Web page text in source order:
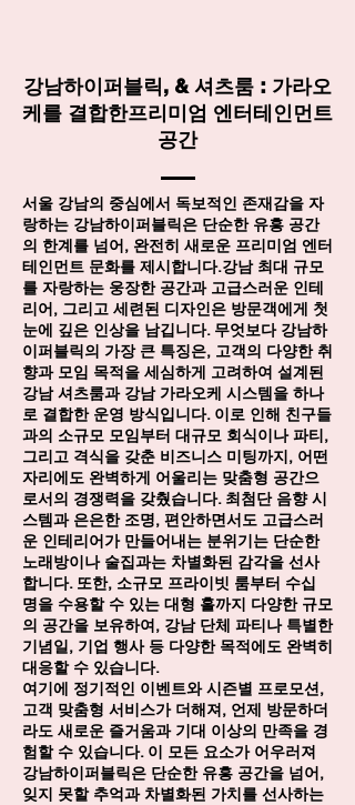
강남하이퍼블릭, & 셔츠룸 : 가라오
케를 결합한프리미엄 엔터테인먼트
공간
서울 강남의 중심에서 독보적인 존재감을 자
랑하는 강남하이퍼블릭은 단순한 유흥 공간
의 한계를 넘어, 완전히 새로운 프리미엄 엔터
테인먼트 문화를 제시합니다.강남 최대 규모
를 자랑하는 웅장한 공간과 고급스러운 인테
리어, 그리고 세련된 디자인은 방문객에게 첫
눈에 깊은 인상을 남깁니다. 무엇보다 강남하
이퍼블릭의 가장 큰 특징은, 고객의 다양한 취
향과 모임 목적을 세심하게 고려하여 설계된
강남 셔츠룸과 강남 가라오케 시스템을 하나
로 결합한 운영 방식입니다. 이로 인해 친구들
과의 소규모 모임부터 대규모 회식이나 파티,
그리고 격식을 갖춘 비즈니스 미팅까지, 어떤
자리에도 완벽하게 어울리는 맞춤형 공간으
로서의 경쟁력을 갖췄습니다. 최첨단 음향 시
스템과 은은한 조명, 편안하면서도 고급스러
운 인테리어가 만들어내는 분위기는 단순한
노래방이나 술집과는 차별화된 감각을 선사
합니다. 또한, 소규모 프라이빗 룸부터 수십
명을 수용할 수 있는 대형 홀까지 다양한 규모
의 공간을 보유하여, 강남 단체 파티나 특별한
기념일, 기업 행사 등 다양한 목적에도 완벽히
대응할 수 있습니다.
여기에 정기적인 이벤트와 시즌별 프로모션,
고객 맞춤형 서비스가 더해져, 언제 방문하더
라도 새로운 즐거움과 기대 이상의 만족을 경
험할 수 있습니다. 이 모든 요소가 어우러져
강남하이퍼블릭은 단순한 유흥 공간을 넘어,
잊지 못할 추억과 차별화된 가치를 선사하는